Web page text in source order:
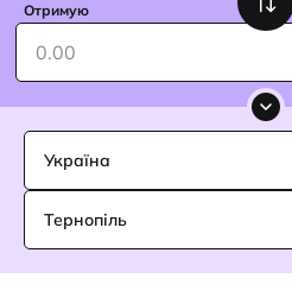
Отримую
Україна
Тернопіль